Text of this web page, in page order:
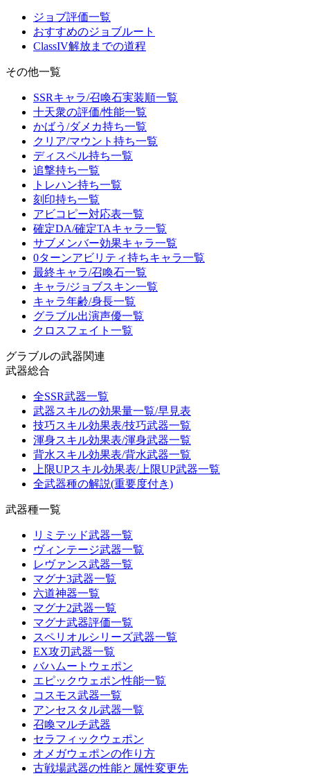
ジョブ評価一覧
おすすめのジョブルート
ClassIV解放までの道程
その他一覧
SSRキャラ/召喚石実装順一覧
十天衆の評価/性能一覧
かばう/ダメカ持ち一覧
クリア/マウント持ち一覧
ディスペル持ち一覧
追撃持ち一覧
トレハン持ち一覧
刻印持ち一覧
アビコピー対応表一覧
確定DA/確定TAキャラ一覧
サブメンバー効果キャラ一覧
0ターンアビリティ持ちキャラ一覧
最終キャラ/召喚石一覧
キャラ/ジョブスキン一覧
キャラ年齢/身長一覧
グラブル出演声優一覧
クロスフェイト一覧
グラブルの武器関連
武器総合
全SSR武器一覧
武器スキルの効果量一覧/早見表
技巧スキル効果表/技巧武器一覧
渾身スキル効果表/渾身武器一覧
背水スキル効果表/背水武器一覧
上限UPスキル効果表/上限UP武器一覧
全武器種の解説(重要度付き)
武器種一覧
リミテッド武器一覧
ヴィンテージ武器一覧
レヴァンス武器一覧
マグナ3武器一覧
六道神器一覧
マグナ2武器一覧
マグナ武器評価一覧
スペリオルシリーズ武器一覧
EX攻刃武器一覧
バハムートウェポン
エピックウェポン性能一覧
コスモス武器一覧
アンセスタル武器一覧
召喚マルチ武器
セラフィックウェポン
オメガウェポンの作り方
古戦場武器の性能と属性変更先